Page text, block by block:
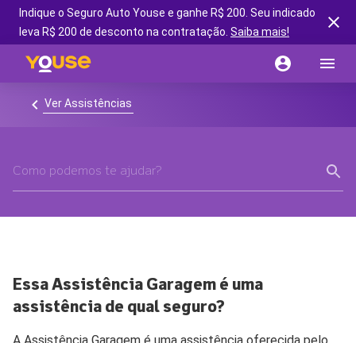
Indique o Seguro Auto Youse e ganhe R$ 200. Seu indicado
leva R$ 200 de desconto na contratação. Saiba mais!
Ver Assistências
Essa Assistência Garagem é uma
assistência de qual seguro?